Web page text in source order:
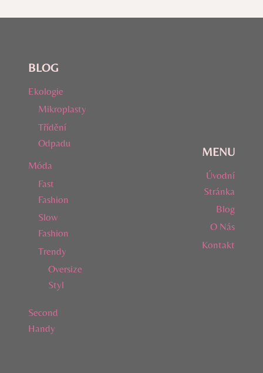
BLOG
Ekologie
Mikroplasty
Třídění
Odpadu
Móda
Fast
Fashion
Slow
Fashion
Trendy
Oversize
Styl
Second
Handy
MENU
Úvodní
Stránka
Blog
O Nás
Kontakt